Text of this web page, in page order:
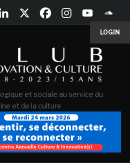
LOGIN
et sociale au service du
et de la culture